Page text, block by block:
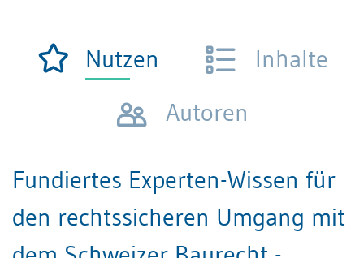
Nutzen
Inhalte
Autoren
Fundiertes Experten-Wissen für
den rechtssicheren Umgang mit